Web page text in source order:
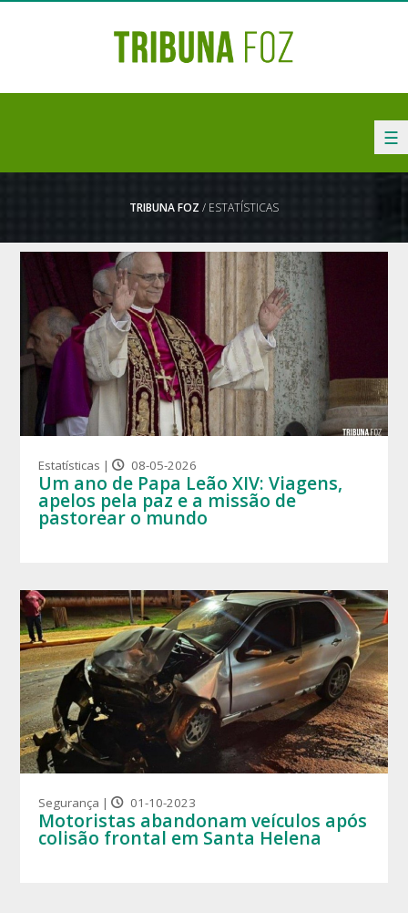
☰
TRIBUNA FOZ / ESTATÍSTICAS
Estatísticas | 08-05-2026
Um ano de Papa Leão XIV: Viagens,
apelos pela paz e a missão de
pastorear o mundo
Segurança | 01-10-2023
Motoristas abandonam veículos após
colisão frontal em Santa Helena